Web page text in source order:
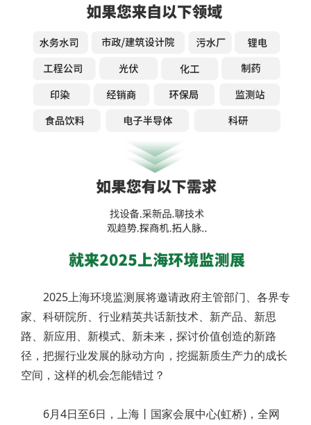
2025上海环境监测展将邀请政府主管部门、各界专
家、科研院所、行业精英共话新技术、新产品、新思
路、新应用、新模式、新未来，探讨价值创造的新路
径，把握行业发展的脉动方向，挖掘新质生产力的成长
空间，这样的机会怎能错过？
6月4日至6日，上海丨国家会展中心(虹桥)，全网